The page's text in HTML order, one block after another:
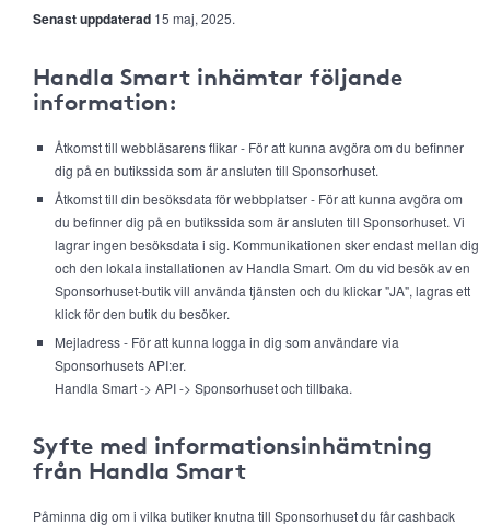
Senast uppdaterad 15 maj, 2025.
Handla Smart inhämtar följande
information:
Åtkomst till webbläsarens flikar - För att kunna avgöra om du befinner
dig på en butikssida som är ansluten till Sponsorhuset.
Åtkomst till din besöksdata för webbplatser - För att kunna avgöra om
du befinner dig på en butikssida som är ansluten till Sponsorhuset. Vi
lagrar ingen besöksdata i sig. Kommunikationen sker endast mellan dig
och den lokala installationen av Handla Smart. Om du vid besök av en
Sponsorhuset-butik vill använda tjänsten och du klickar "JA", lagras ett
klick för den butik du besöker.
Mejladress - För att kunna logga in dig som användare via
Sponsorhusets API:er.
Handla Smart -> API -> Sponsorhuset och tillbaka.
Syfte med informationsinhämtning
från Handla Smart
Påminna dig om i vilka butiker knutna till Sponsorhuset du får cashback